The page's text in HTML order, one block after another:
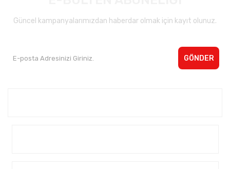
Güncel kampanyalarımızdan haberdar olmak için kayıt olunuz.
GÖNDER